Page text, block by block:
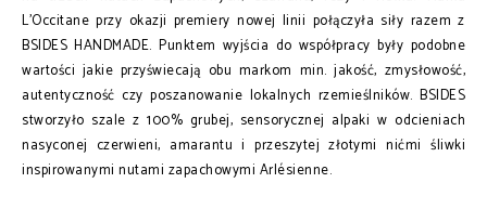
L'Occitane przy okazji premiery nowej linii połączyła siły razem z
BSIDES HANDMADE. Punktem wyjścia do współpracy były podobne
wartości jakie przyświecają obu markom min. jakość, zmysłowość,
autentyczność czy poszanowanie lokalnych rzemieślników. BSIDES
stworzyło szale z 100% grubej, sensorycznej alpaki w odcieniach
nasyconej czerwieni, amarantu i przeszytej złotymi nićmi śliwki
inspirowanymi nutami zapachowymi Arlésienne.